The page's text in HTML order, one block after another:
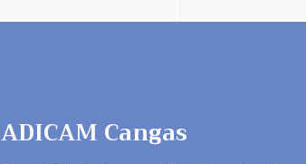
ADICAM Cangas